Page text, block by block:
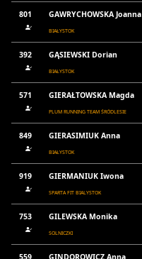
801 GAWRYCHOWSKA Joanna
BIAŁYSTOK
392 GĄSIEWSKI Dorian
BIAŁYSTOK
571 GIERAŁTOWSKA Magda
PLUM RUNNING TEAM ŚRÓDLESIE
849 GIERASIMIUK Anna
BIAŁYSTOK
919 GIERMANIUK Iwona
SPARTA FIT BIALYSTOK
753 GILEWSKA Monika
SOLNICZKI
559 GINDOROWICZ Anna